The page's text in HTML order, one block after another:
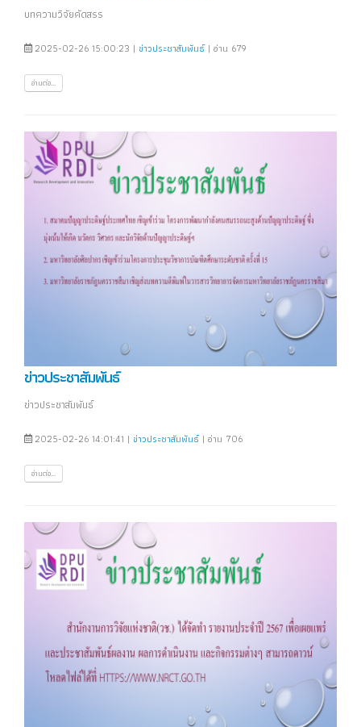
บทความวิจัยคัดสรร
2025-02-26 15:00:23 | ข่าวประชาสัมพันธ์| อ่าน 679
อ่านต่อ...
ข่าวประชาสัมพันธ์
ข่าวประชาสัมพันธ์
2025-02-26 14:01:41 | ข่าวประชาสัมพันธ์| อ่าน 706
อ่านต่อ...